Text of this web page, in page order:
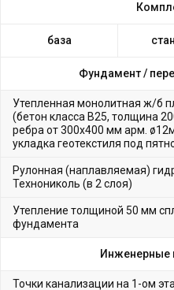
база
Фундамент /
Утепленная монолитная ж/б
(бетон класса В25, толщина
ребра от 300х400 мм арм.
укладка геотекстиля под
Рулонная (наплавляемая)
Технониколь (в 2 слоя)
Утепление толщиной 50 мм
фундамента
Инженерные
Точки канализации на 1-ом